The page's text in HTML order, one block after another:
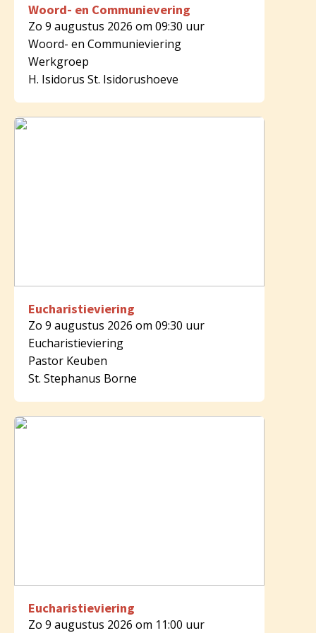
Woord- en Communievering
Zo 9 augustus 2026 om 09:30 uur
Woord- en Communieviering
Werkgroep
H. Isidorus St. Isidorushoeve
Eucharistieviering
Zo 9 augustus 2026 om 09:30 uur
Eucharistieviering
Pastor Keuben
St. Stephanus Borne
Eucharistieviering
Zo 9 augustus 2026 om 11:00 uur